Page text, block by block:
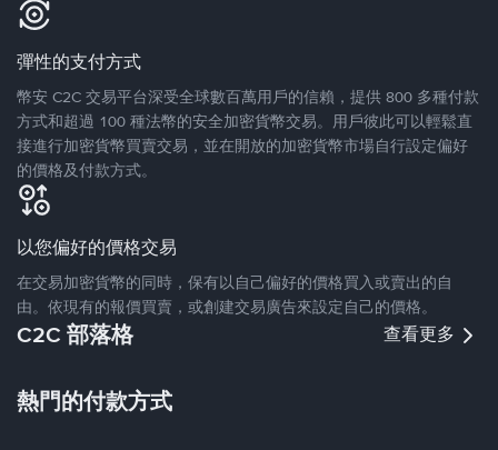
彈性的支付方式
幣安 C2C 交易平台深受全球數百萬用戶的信賴，提供 800 多種付款
方式和超過 100 種法幣的安全加密貨幣交易。用戶彼此可以輕鬆直
接進行加密貨幣買賣交易，並在開放的加密貨幣市場自行設定偏好
的價格及付款方式。
以您偏好的價格交易
在交易加密貨幣的同時，保有以自己偏好的價格買入或賣出的自
由。依現有的報價買賣，或創建交易廣告來設定自己的價格。
C2C 部落格 查看更多
熱門的付款方式